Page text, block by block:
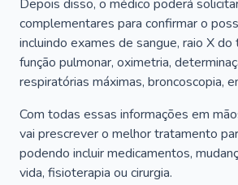
Depois disso, o médico poderá
complementares para confirmar o
incluindo exames de sangue, raio X
função pulmonar, oximetria,
respiratórias máximas, broncoscopia,
Com todas essas informações em
vai prescrever o melhor tratamento
podendo incluir medicamentos,
vida, fisioterapia ou cirurgia.